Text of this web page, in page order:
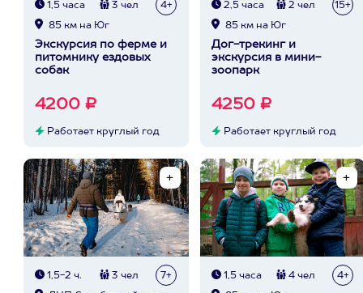
1,5 часа 3 чел 4+
85 км на Юг
Экскурсия по ферме и
питомнику ездовых
собак
4200 ₽
Работает круглый год
2,5 часа 2 чел 15+
85 км на Юг
Дог-трекинг и
экскурсия в мини-
зоопарк
4250 ₽
Работает круглый год
1,5-2 ч. 3 чел 7+ 1,5 часа 4 чел 4+